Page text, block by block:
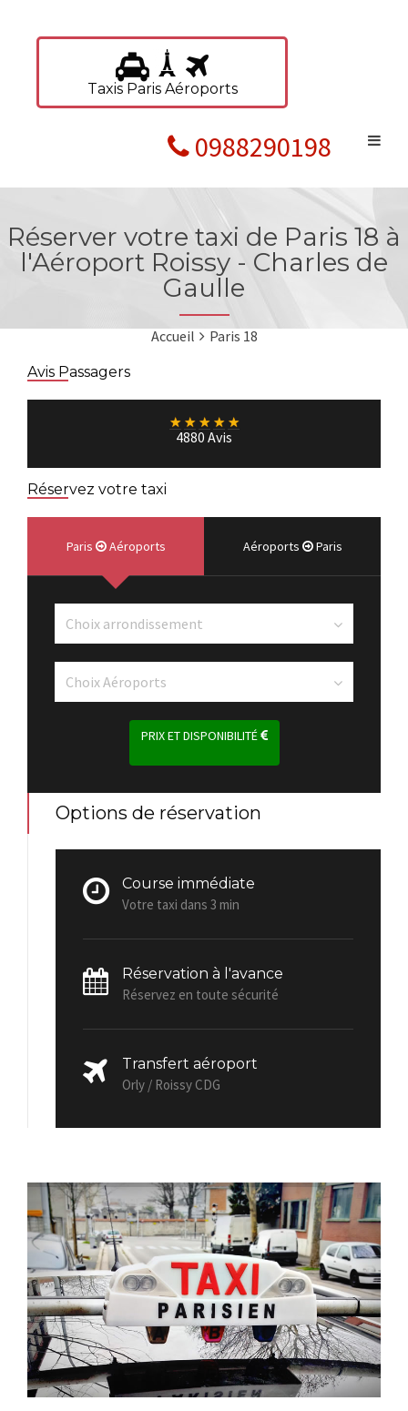
Taxis Paris Aéroports
0988290198
Réserver votre taxi de Paris 18 à
l'Aéroport Roissy - Charles de
Gaulle
Accueil Paris 18
Avis Passagers
★ ★ ★ ★ ★
4880 Avis
Réservez votre taxi
Paris Aéroports Aéroports Paris
PRIX ET DISPONIBILITÉ
Options de réservation
Course immédiate
Votre taxi dans 3 min
Réservation à l'avance
Réservez en toute sécurité
Transfert aéroport
Orly / Roissy CDG